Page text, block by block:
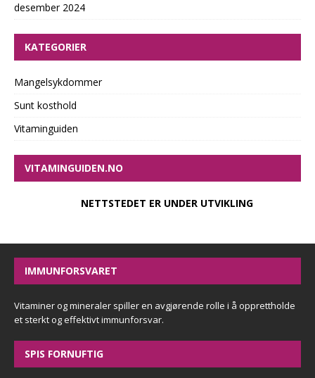
desember 2024
KATEGORIER
Mangelsykdommer
Sunt kosthold
Vitaminguiden
VITAMINGUIDEN.NO
NETTSTEDET ER UNDER UTVIKLING
IMMUNFORSVARET
Vitaminer og mineraler spiller en avgjørende rolle i å opprettholde
et sterkt og effektivt immunforsvar.
SPIS FORNUFTIG